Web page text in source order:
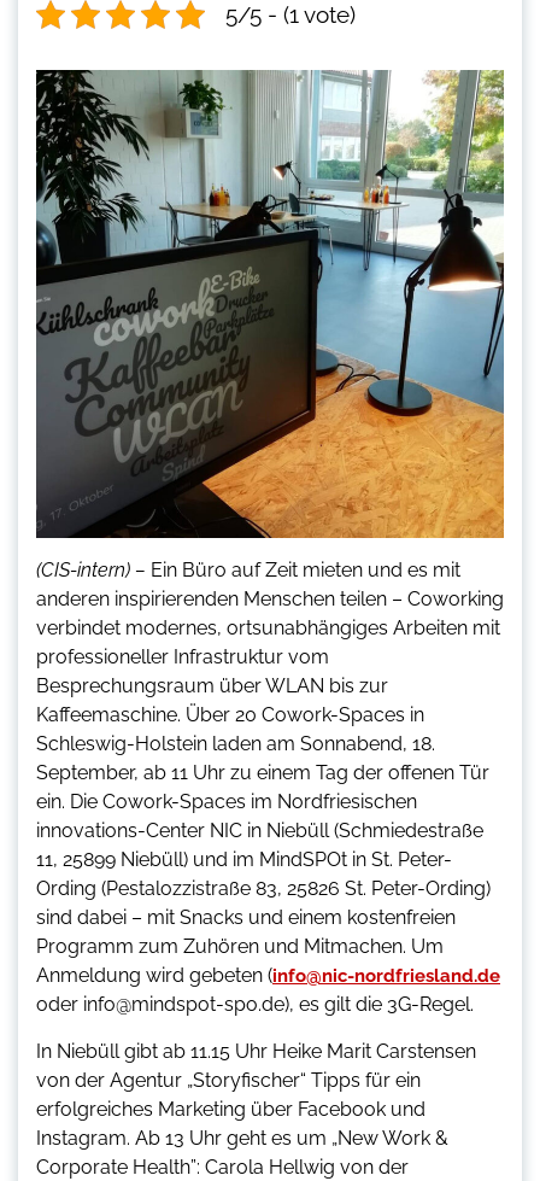
5/5 - (1 vote)
(CIS-intern) – Ein Büro auf Zeit mieten und es mit
anderen inspirierenden Menschen teilen – Coworking
verbindet modernes, ortsunabhängiges Arbeiten mit
professioneller Infrastruktur vom
Besprechungsraum über WLAN bis zur
Kaffeemaschine. Über 20 Cowork-Spaces in
Schleswig-Holstein laden am Sonnabend, 18.
September, ab 11 Uhr zu einem Tag der offenen Tür
ein. Die Cowork-Spaces im Nordfriesischen
innovations-Center NIC in Niebüll (Schmiedestraße
11, 25899 Niebüll) und im MindSPOt in St. Peter-
Ording (Pestalozzistraße 83, 25826 St. Peter-Ording)
sind dabei – mit Snacks und einem kostenfreien
Programm zum Zuhören und Mitmachen. Um
Anmeldung wird gebeten (info@nic-nordfriesland.de
oder info@mindspot-spo.de), es gilt die 3G-Regel.
In Niebüll gibt ab 11.15 Uhr Heike Marit Carstensen
von der Agentur „Storyfischer“ Tipps für ein
erfolgreiches Marketing über Facebook und
Instagram. Ab 13 Uhr geht es um „New Work &
Corporate Health”: Carola Hellwig von der